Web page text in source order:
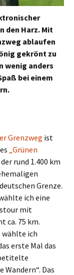
den Harz. Mit
ablaufen
gekrönt zu
wenig anders
bei einem
Grenzweg ist
„Grünen
rund 1.400 km
Grenze.
ich eine
mit
ca. 75 km.
wählte ich
erste Mal das
Wandern“. Das